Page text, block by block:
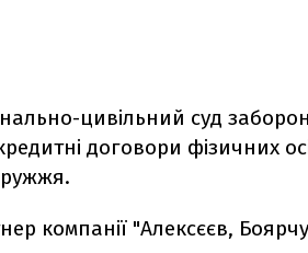
цивільний суд
договори фізичних
компанії "Алексєєв,